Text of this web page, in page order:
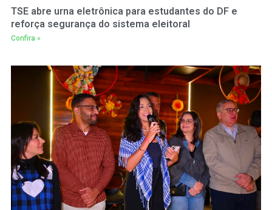
TSE abre urna eletrônica para estudantes do DF e
reforça segurança do sistema eleitoral
Confira »